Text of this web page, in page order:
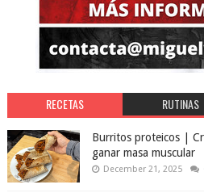
RECETAS RUTINAS
Burritos proteicos |
ganar masa muscular
December 21, 2025